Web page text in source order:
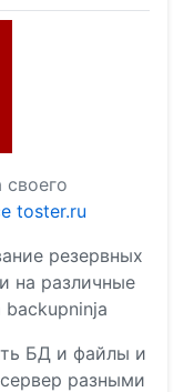
своего
toster.ru
резервных
на различные
БД и файлы и
разными